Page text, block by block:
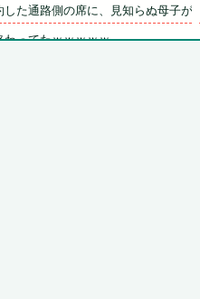
た通路側の席に、見知らぬ母子が
わってたｗｗｗｗｗ
「一級魔法使い試験の試験官...